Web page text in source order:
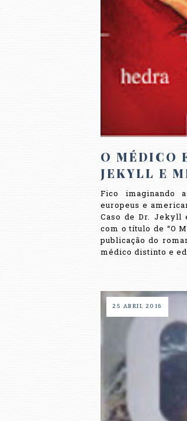
O MÉDICO
JEKYLL E
Fico imaginando
europeus e
Caso de Dr. Jekyll
com o título de “O
publicação do
médico distinto e
25 ABRIL 2016